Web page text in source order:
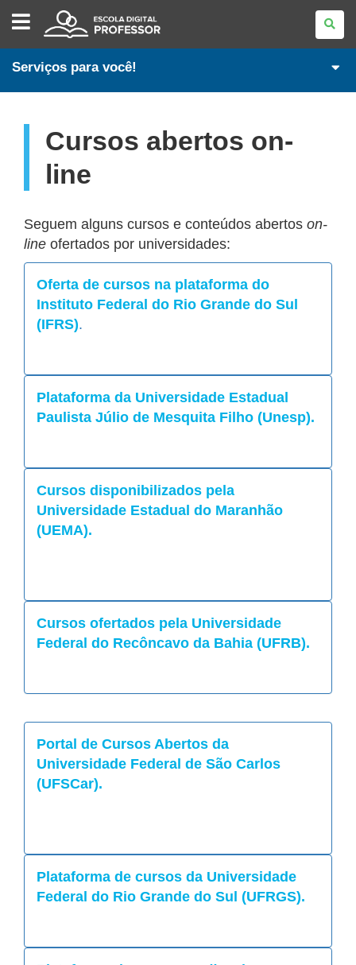
ESCOLA
DIGITAL
-
PROFESSORES
Serviços para você!
Cursos abertos on-
line
Seguem alguns cursos e conteúdos abertos on-
line ofertados por universidades:
Oferta de cursos na plataforma do
Instituto Federal do Rio Grande do Sul
(IFRS).
Plataforma da Universidade Estadual
Paulista Júlio de Mesquita Filho (Unesp).
Cursos disponibilizados pela
Universidade Estadual do Maranhão
(UEMA).
Cursos ofertados pela Universidade
Federal do Recôncavo da Bahia (UFRB).
Portal de Cursos Abertos da
Universidade Federal de São Carlos
(UFSCar).
Plataforma de cursos da Universidade
Federal do Rio Grande do Sul (UFRGS).